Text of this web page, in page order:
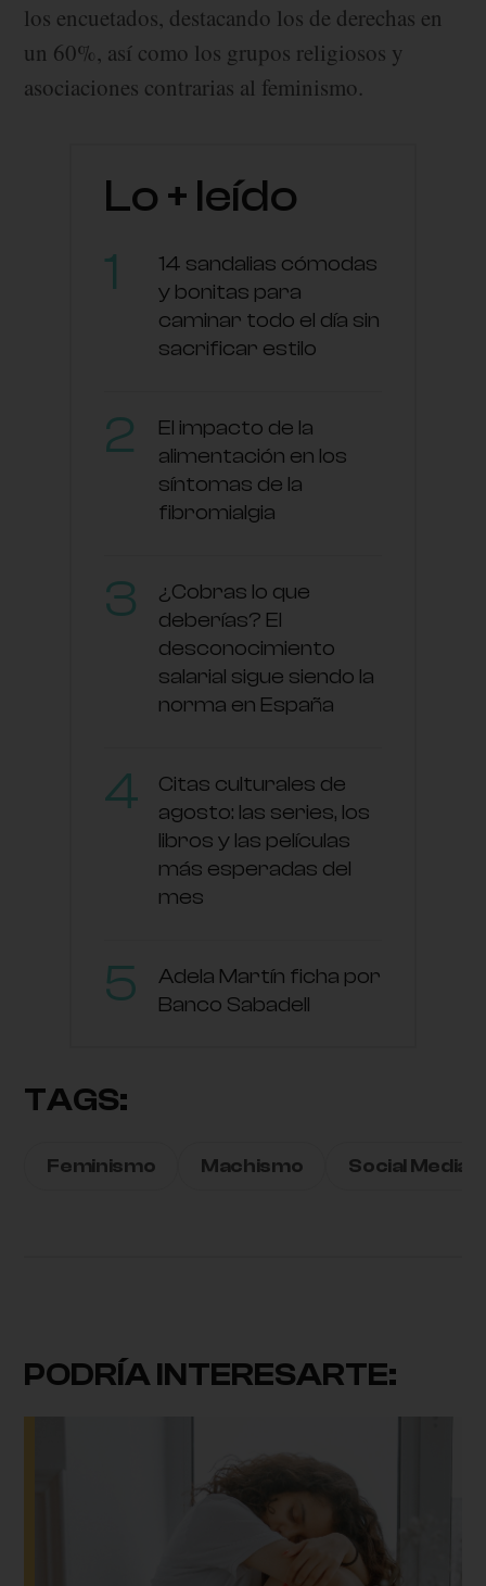
los encuetados, destacando los de derechas en
un 60%, así como los grupos religiosos y
asociaciones contrarias al feminismo.
Lo + leído
14 sandalias cómodas
y bonitas para
caminar todo el día sin
sacrificar estilo
El impacto de la
alimentación en los
síntomas de la
fibromialgia
¿Cobras lo que
deberías? El
desconocimiento
salarial sigue siendo la
norma en España
Citas culturales de
agosto: las series, los
libros y las películas
más esperadas del
mes
Adela Martín ficha por
Banco Sabadell
TAGS:
Feminismo Machismo Social Media
PODRÍA INTERESARTE: